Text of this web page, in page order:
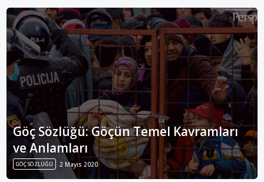
Göç Sözlüğü: Göçün Temel Kavramları
ve Anlamları
GÖÇ SÖZLÜĞÜ 2 Mayıs 2020